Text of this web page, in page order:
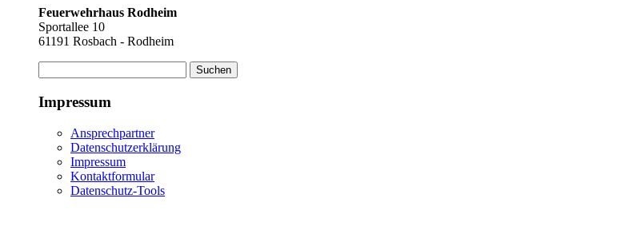
Feuerwehrhaus Rodheim
Sportallee 10
61191 Rosbach - Rodheim
nach:
Impressum
Ansprechpartner
Datenschutzerklärung
Impressum
Kontaktformular
Datenschutz-Tools